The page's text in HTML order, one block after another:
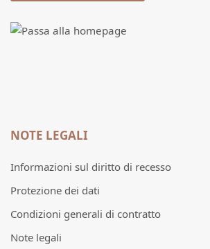
NOTE LEGALI
Informazioni sul diritto di recesso
Protezione dei dati
Condizioni generali di contratto
Note legali